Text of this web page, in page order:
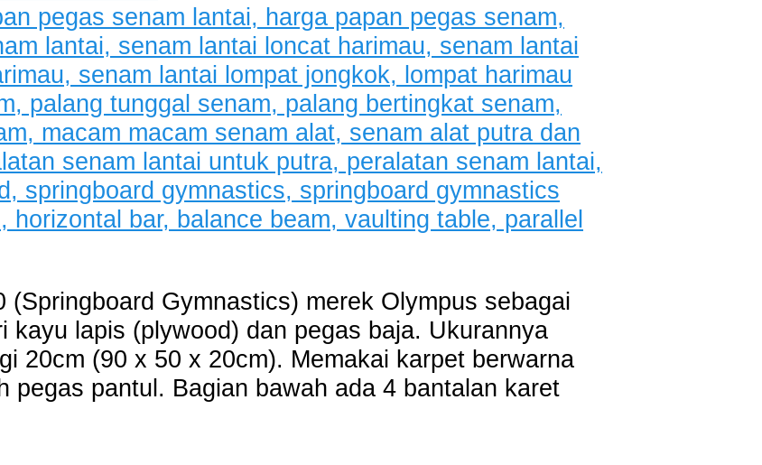
Gymnastics) merek Olympus sebagai
lapis (plywood) dan pegas baja. Ukurannya
20cm (90 x 50 x 20cm). Memakai karpet berwarna
pegas pantul. Bagian bawah ada 4 bantalan karet